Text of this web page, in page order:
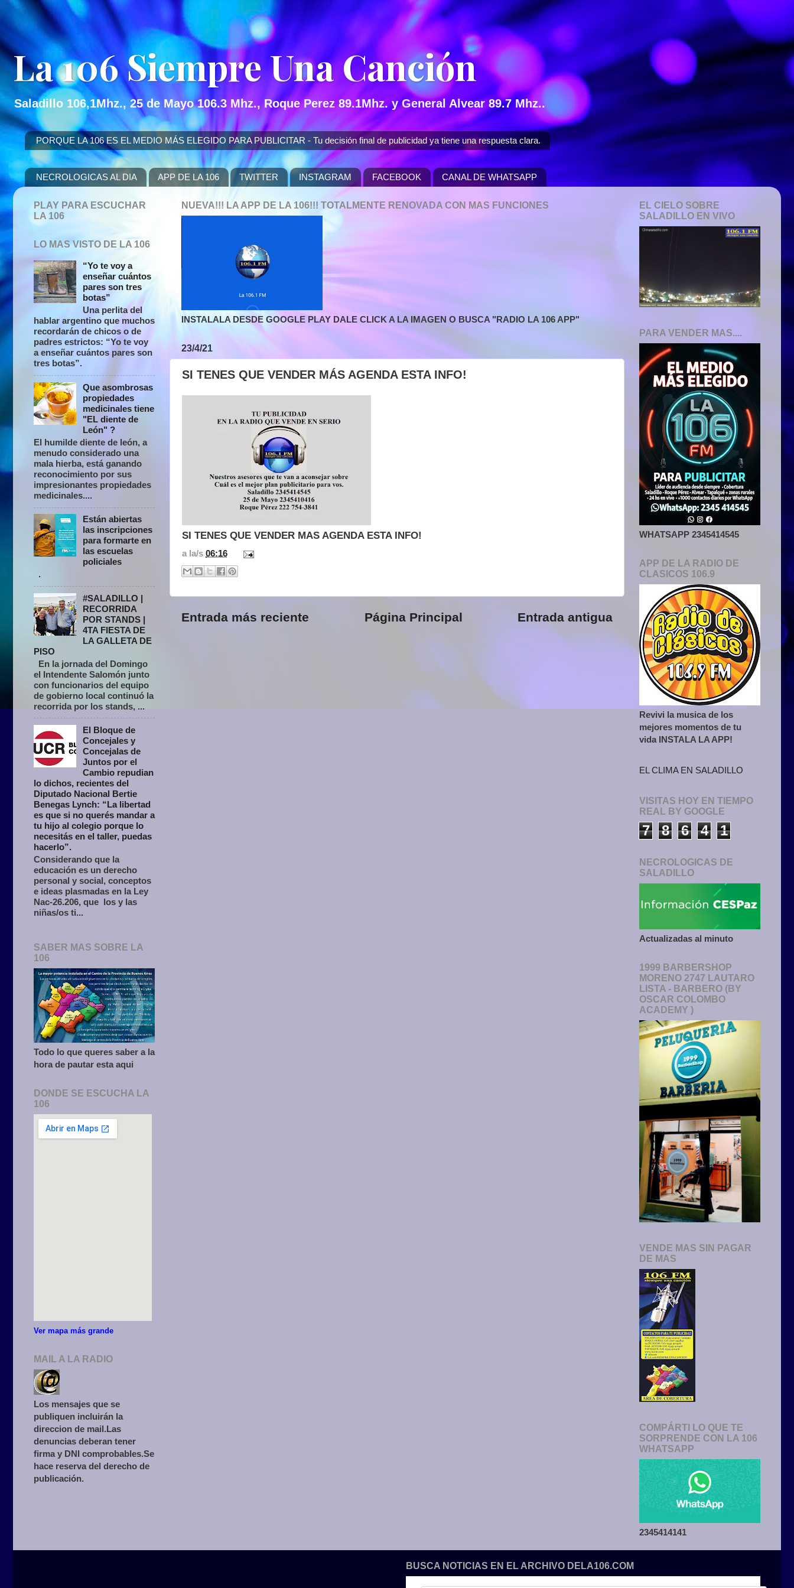
La 106 Siempre Una Canción
Saladillo 106,1Mhz., 25 de Mayo 106.3 Mhz., Roque Perez 89.1Mhz. y General Alvear 89.7 Mhz..
PORQUE LA 106 ES EL MEDIO MÁS ELEGIDO PARA PUBLICITAR - Tu decisión final de publicidad ya tiene una respuesta clara.
NECROLOGICAS AL DIA APP DE LA 106 TWITTER INSTAGRAM FACEBOOK CANAL DE WHATSAPP
NUEVA!!! LA APP DE LA 106!!! TOTALMENTE RENOVADA CON MAS FUNCIONES
INSTALALA DESDE GOOGLE PLAY DALE CLICK A LA IMAGEN O BUSCA "RADIO LA 106 APP"
23/4/21
SI TENES QUE VENDER MÁS AGENDA ESTA INFO!
SI TENES QUE VENDER MAS AGENDA ESTA INFO!
a la/s 06:16
Entrada más reciente Entrada antigua
Página Principal
PLAY PARA ESCUCHAR
LA 106
LO MAS VISTO DE LA 106
“Yo te voy a
enseñar cuántos
pares son tres
botas”
Una perlita del
hablar argentino que muchos
recordarán de chicos o de
padres estrictos: “Yo te voy
a enseñar cuántos pares son
tres botas”.
Que asombrosas
propiedades
medicinales tiene
"EL diente de
León" ?
El humilde diente de león, a
menudo considerado una
mala hierba, está ganando
reconocimiento por sus
impresionantes propiedades
medicinales....
Están abiertas
las inscripciones
para formarte en
las escuelas
policiales
.
#SALADILLO |
RECORRIDA
POR STANDS |
4TA FIESTA DE
LA GALLETA DE
PISO
En la jornada del Domingo
el Intendente Salomón junto
con funcionarios del equipo
de gobierno local continuó la
recorrida por los stands, ...
El Bloque de
Concejales y
Concejalas de
Juntos por el
Cambio repudian
lo dichos, recientes del
Diputado Nacional Bertie
Benegas Lynch: “La libertad
es que si no querés mandar a
tu hijo al colegio porque lo
necesitás en el taller, puedas
hacerlo”.
Considerando que la
educación es un derecho
personal y social, conceptos
e ideas plasmadas en la Ley
Nac-26.206, que los y las
niñas/os ti...
SABER MAS SOBRE LA
106
Todo lo que queres saber a la
hora de pautar esta aqui
DONDE SE ESCUCHA LA
106
Ver mapa más grande
MAIL A LA RADIO
Los mensajes que se
publiquen incluirán la
direccion de mail.Las
denuncias deberan tener
firma y DNI comprobables.Se
hace reserva del derecho de
publicación.
EL CIELO SOBRE
SALADILLO EN VIVO
PARA VENDER MAS....
WHATSAPP 2345414545
APP DE LA RADIO DE
CLASICOS 106.9
Revivi la musica de los
mejores momentos de tu
vida INSTALA LA APP!
EL CLIMA EN SALADILLO
VISITAS HOY EN TIEMPO
REAL BY GOOGLE
7 8 6 4 1
NECROLOGICAS DE
SALADILLO
Actualizadas al minuto
1999 BARBERSHOP
MORENO 2747 LAUTARO
LISTA - BARBERO (BY
OSCAR COLOMBO
ACADEMY )
VENDE MAS SIN PAGAR
DE MAS
COMPÁRTI LO QUE TE
SORPRENDE CON LA 106
WHATSAPP
2345414141
BUSCA NOTICIAS EN EL ARCHIVO DELA106.COM